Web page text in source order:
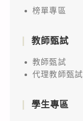
榜單專區
教師甄試
教師甄試
代理教師甄試
學生專區